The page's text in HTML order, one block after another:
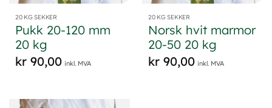
20 KG SEKKER
Pukk 20-120 mm
20 kg
kr90,00 inkl. MVA
20 KG SEKKER
Norsk hvit marmor
20-50 20 kg
kr90,00 inkl. MVA